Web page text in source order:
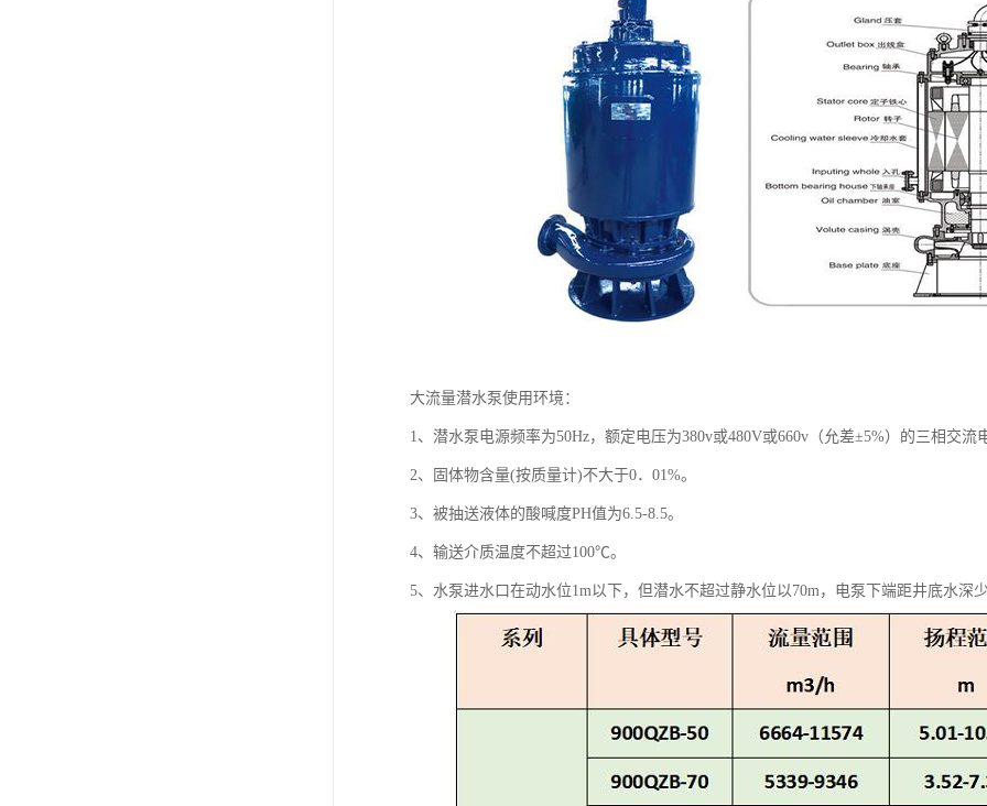
大流量潜水泵使用环境：
1、潜水泵电源频率为50Hz，额定电压为380v或480V或660v（允差±5%）的三相交流
2、固体物含量(按质量计)不大于0．01%。
3、被抽送液体的酸喊度PH值为6.5-8.5。
4、输送介质温度不超过100℃。
5、水泵进水口在动水位1m以下，但潜水不超过静水位以70m，电泵下端距井底水深